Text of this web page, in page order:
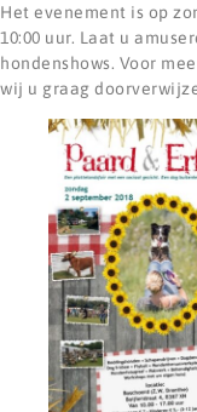
Het evenement is op
10:00 uur. Laat u
hondenshows. Voor
wij u graag